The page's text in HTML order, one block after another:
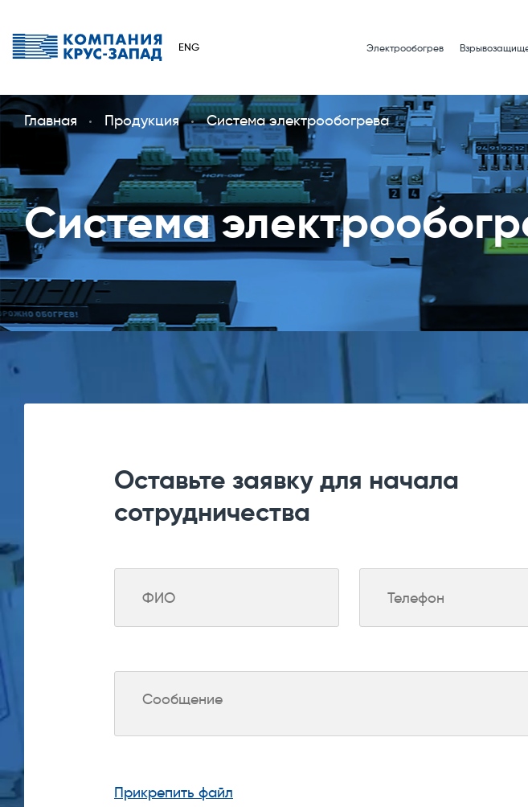
ENG Электрообогрев
Главная Продукция Система электрообогрева
Система
Оставьте заявку для начала
сотрудничества
Прикрепить файл